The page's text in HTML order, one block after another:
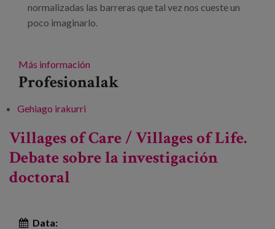
normalizadas las barreras que tal vez nos cueste un
poco imaginarlo.
Más información
Profesionalak
Gehiago irakurri
Villages of Care / Villages of Life.
Debate sobre la investigación
doctoral
Data: